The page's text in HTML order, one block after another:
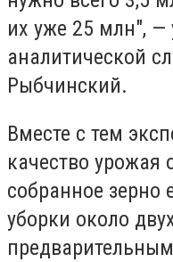
их уже 25 млн", —
аналитической
Рыбчинский.
Вместе с тем
качество урожая
собранное зерно
уборки около